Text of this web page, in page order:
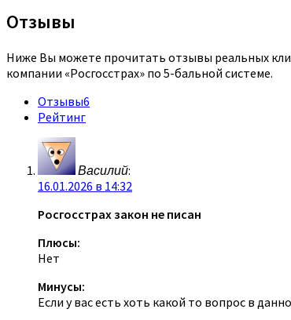
Отзывы
Ниже Вы можете прочитать отзывы реальных
компании «Росгосстрах» по 5-бальной системе.
Отзывы6
Рейтинг
Василий:
16.01.2026 в 14:32
Росгосстрах закон не писан
Плюсы:
Нет
Минусы:
Если у вас есть хоть какой то вопрос в